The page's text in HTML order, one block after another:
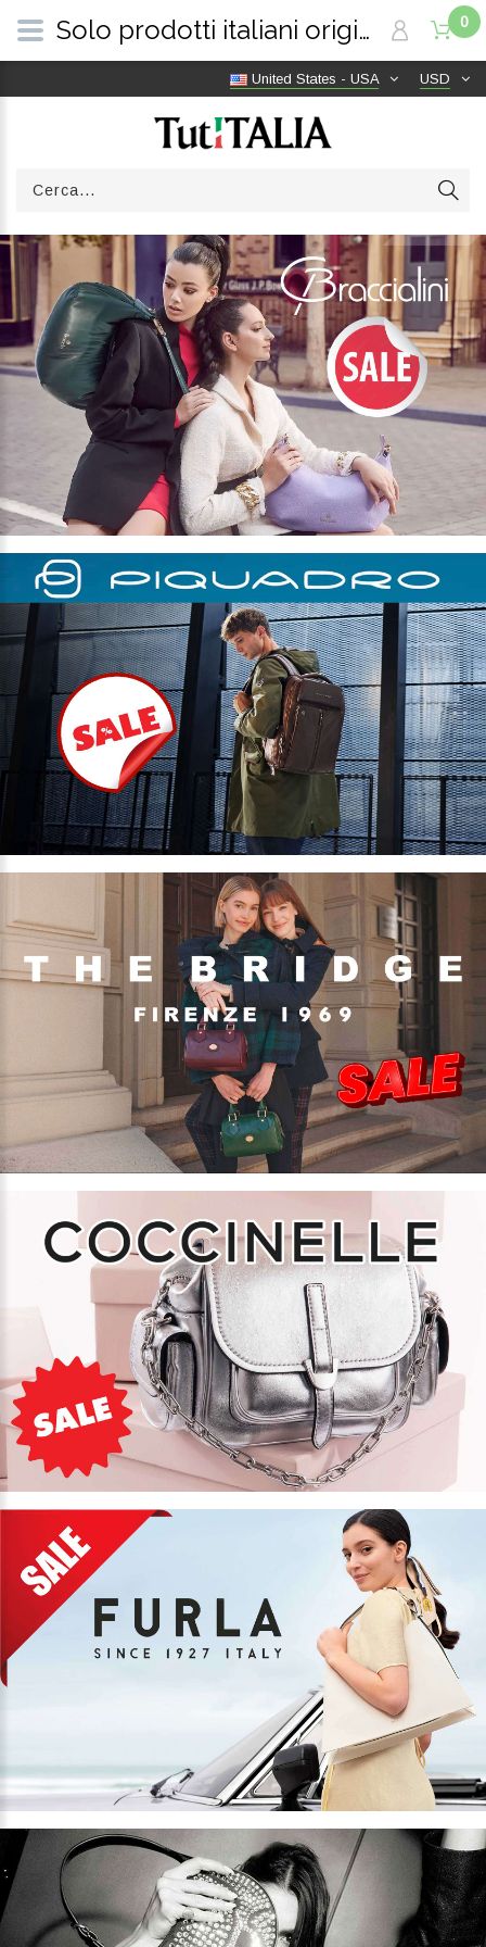
USD
United States - USA
0
Solo prodotti italiani originali | Consegna gratuita in tutto il mondo | TutITALIA